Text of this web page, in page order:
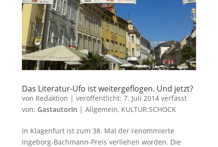
Das Literatur-Ufo ist weitergeflogen. Und jetzt?
von Redaktion | veröffentlicht: 7. Juli 2014verfasst
von: GastautorIn | Allgemein, KULTUR:SCHOCK
In Klagenfurt ist zum 38. Mal der renommierte
Ingeborg-Bachmann-Preis verliehen worden. Die